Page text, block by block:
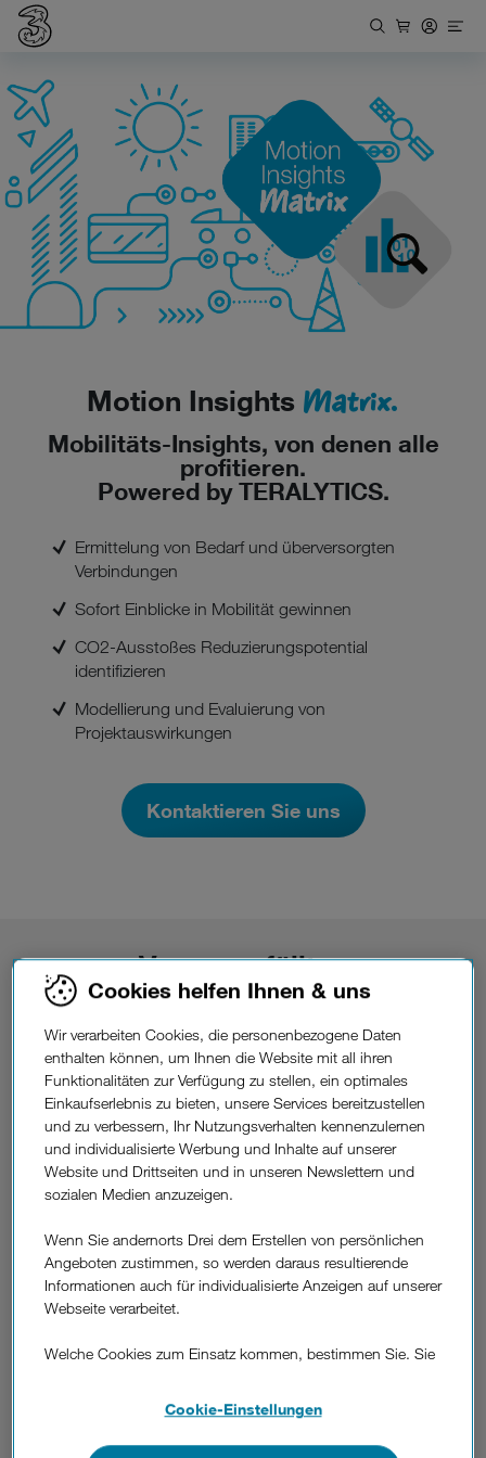
Motion Insights Matrix.
Mobilitäts-Insights, von denen alle
profitieren.
Powered by TERALYTICS.
Ermittelung von Bedarf und überversorgten
Verbindungen
Sofort Einblicke in Mobilität gewinnen
CO2-Ausstoßes Reduzierungspotential
identifizieren
Modellierung und Evaluierung von
Projektauswirkungen
Kontaktieren Sie uns
Vom unerfüllten
Mobilitätsversprechen...
Überfüllte, verspätete Züge und überlastete Straßen im
Berufs- und Urlaubsverkehr. Halbleere Busse, die zu
unnötigen CO2-Emissionen führen. Während die urbane
Bevölkerung stetig wächst und das Angebot an
Mobilitätsdienstleistungen zunimmt, gestaltet sich die
Verkehrsplanung aufgrund mangelnder Koordination immer
komplizierter. Die bestehenden Planungstools sind diesen
Veränderungen oft nicht gewachsen.
...zu spürbarem Wandel.
Reibungslose, nahtlose Reiseerlebnisse. Transportangebote,
werden. Reduzierter CO2-Ausstoß und bessere
geeignetem Planungstool möglich. Damit erhalten Sie einen
Cookies helfen Ihnen & uns
Wir verarbeiten Cookies, die personenbezogene Daten
enthalten können, um Ihnen die Website mit all ihren
Funktionalitäten zur Verfügung zu stellen, ein optimales
Einkaufserlebnis zu bieten, unsere Services bereitzustellen
und zu verbessern, Ihr Nutzungsverhalten kennenzulernen
und individualisierte Werbung und Inhalte auf unserer
Website und Drittseiten und in unseren Newslettern und
sozialen Medien anzuzeigen.
Wenn Sie andernorts Drei dem Erstellen von persönlichen
Angeboten zustimmen, so werden daraus resultierende
Informationen auch für individualisierte Anzeigen auf unserer
Webseite verarbeitet.
Welche Cookies zum Einsatz kommen, bestimmen Sie. Sie
Cookie-Einstellungen